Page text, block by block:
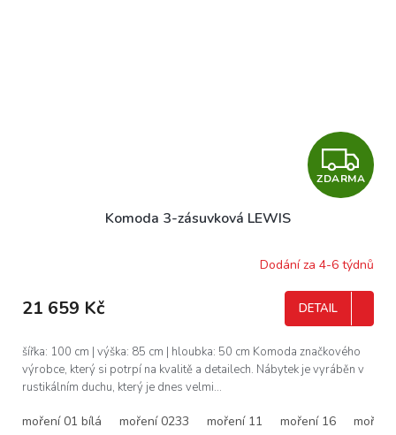
Z
D
R
A
ZDARMA
Komoda 3-zásuvková LEWIS
Dodání za 4-6 týdnů
21 659 Kč DETAIL
šířka: 100 cm | výška: 85 cm | hloubka: 50 cm Komoda značkového
výrobce, který si potrpí na kvalitě a detailech. Nábytek je vyráběn v
rustikálním duchu, který je dnes velmi...
moření 01 bílá moření 0233 moření 11 moření 16 moření